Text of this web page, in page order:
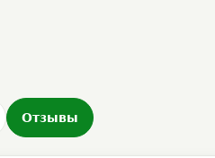
Отзывы